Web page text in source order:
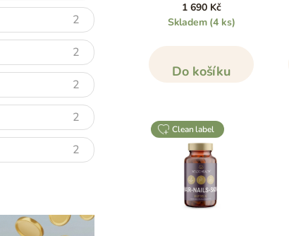
2
2
2
2
2
1 690 Kč
Skladem (4 ks)
Do košíku
clean label